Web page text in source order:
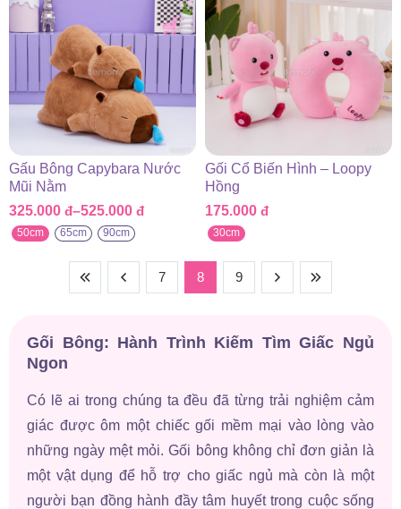
Gấu Bông Capybara Nước
Mũi Nằm
325.000 đ–525.000 đ
Khoảng
giá:
325.000 đ
525.000 đ
50cm 65cm 90cm
Gối Cổ Biến Hình – Loopy
Hồng
175.000 đ
30cm
7 8 9
Gối Bông: Hành Trình Kiếm Tìm Giấc Ngủ
Ngon
Có lẽ ai trong chúng ta đều đã từng trải nghiệm cảm
giác được ôm một chiếc gối mềm mại vào lòng vào
những ngày mệt mỏi. Gối bông không chỉ đơn giản là
một vật dụng để hỗ trợ cho giấc ngủ mà còn là một
người bạn đồng hành đầy tâm huyết trong cuộc sống